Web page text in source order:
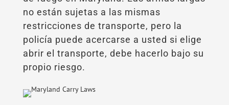
no están sujetas a las mismas
restricciones de transporte, pero la
policía puede acercarse a usted si elige
abrir el transporte, debe hacerlo bajo su
propio riesgo.